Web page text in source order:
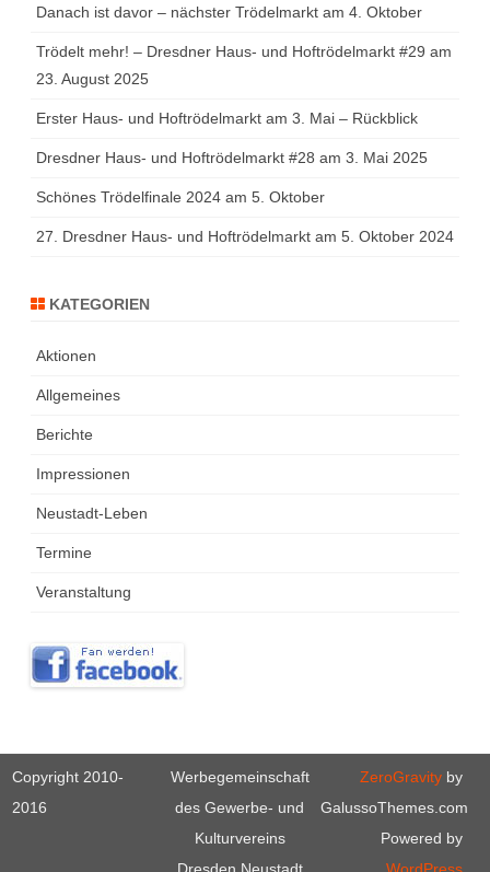
Danach ist davor – nächster Trödelmarkt am 4. Oktober
Trödelt mehr! – Dresdner Haus- und Hoftrödelmarkt #29 am
23. August 2025
Erster Haus- und Hoftrödelmarkt am 3. Mai – Rückblick
Dresdner Haus- und Hoftrödelmarkt #28 am 3. Mai 2025
Schönes Trödelfinale 2024 am 5. Oktober
27. Dresdner Haus- und Hoftrödelmarkt am 5. Oktober 2024
KATEGORIEN
Aktionen
Allgemeines
Berichte
Impressionen
Neustadt-Leben
Termine
Veranstaltung
Copyright 2010-
2016
Werbegemeinschaft
des Gewerbe- und
Kulturvereins
ZeroGravityby
GalussoThemes.com
Powered by